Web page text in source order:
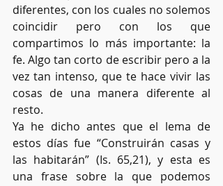
diferentes, con los cuales no solemos
coincidir pero con los que
compartimos lo más importante: la
fe. Algo tan corto de escribir pero a la
vez tan intenso, que te hace vivir las
cosas de una manera diferente al
resto.
Ya he dicho antes que el lema de
estos días fue “Construirán casas y
las habitarán” (Is. 65,21), y esta es
una frase sobre la que podemos